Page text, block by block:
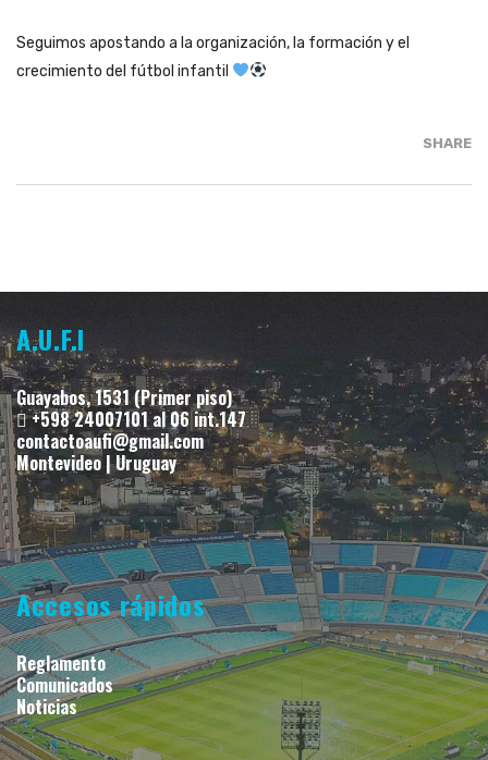
Seguimos apostando a la organización, la formación y el
crecimiento del fútbol infantil
SHARE
A.U.F.I
Guayabos, 1531 (Primer piso)
+598 24007101 al 06 int.147
contactoaufi@gmail.com
Montevideo | Uruguay
Accesos rápidos
Reglamento
Comunicados
Noticias